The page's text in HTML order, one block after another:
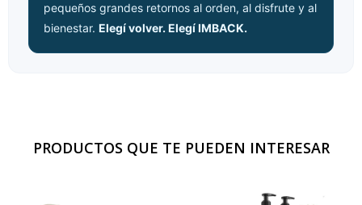
pequeños grandes retornos al orden, al disfrute y al
bienestar. Elegí volver. Elegí IMBACK.
PRODUCTOS QUE TE PUEDEN INTERESAR